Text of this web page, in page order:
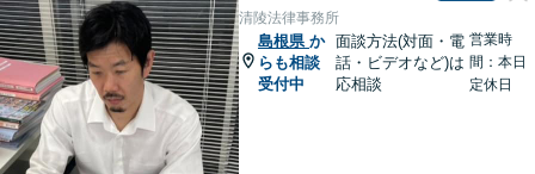
清陵法律事務所
島根県 か
らも相談
受付中
面談方法(対面・電
話・ビデオなど)は
応相談
営業時
間：本日
定休日